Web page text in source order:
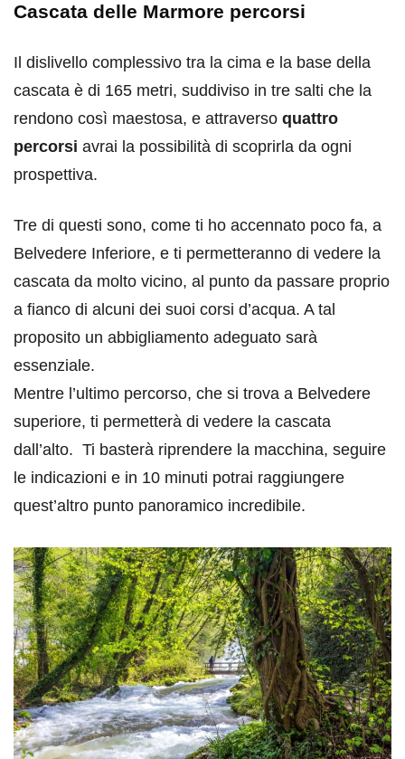
Cascata delle Marmore percorsi
Il dislivello complessivo tra la cima e la base della
cascata è di 165 metri, suddiviso in tre salti che la
rendono così maestosa, e attraverso quattro
percorsi avrai la possibilità di scoprirla da ogni
prospettiva.
Tre di questi sono, come ti ho accennato poco fa, a
Belvedere Inferiore, e ti permetteranno di vedere la
cascata da molto vicino, al punto da passare proprio
a fianco di alcuni dei suoi corsi d’acqua. A tal
proposito un abbigliamento adeguato sarà
essenziale.
Mentre l’ultimo percorso, che si trova a Belvedere
superiore, ti permetterà di vedere la cascata
dall’alto. Ti basterà riprendere la macchina, seguire
le indicazioni e in 10 minuti potrai raggiungere
quest’altro punto panoramico incredibile.